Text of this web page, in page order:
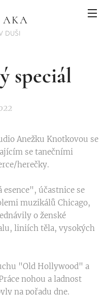
AKA
DUŠI
speciál
Anežku Knotkovou se
se tanečními
herečky.
účastnice se
muzikálů Chicago,
o ženské
liniích těla, vysokých
"Old Hollywood" a
nohou a ladnost
na pořadu dne.